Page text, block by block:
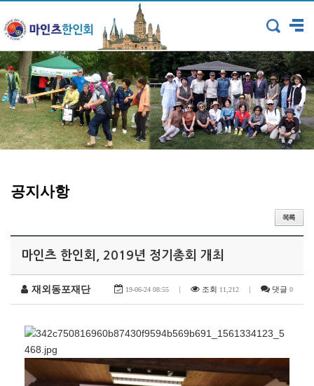
공지사항
마인츠 한인회, 2019년 정기총회 개최
재외동포재단 19-06-24 08:55 조회 11,212 댓글 0